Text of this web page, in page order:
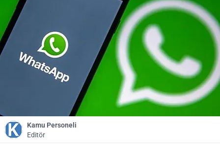
Kamu Personeli
Editör